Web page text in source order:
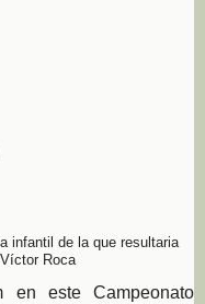
infantil de la que resultaria
Roca
este Campeonato